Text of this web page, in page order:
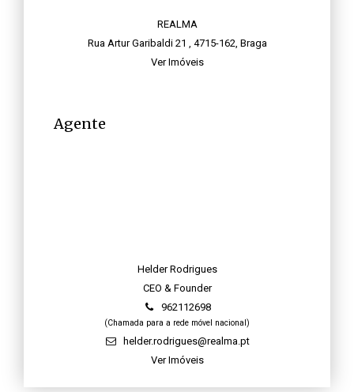
REALMA
Rua Artur Garibaldi 21 , 4715-162, Braga
Ver Imóveis
Agente
Helder Rodrigues
CEO & Founder
962112698
(Chamada para a rede móvel nacional)
helder.rodrigues@realma.pt
Ver Imóveis